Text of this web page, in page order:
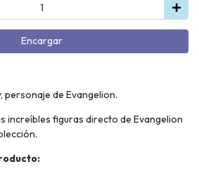
Encargar
personaje de Evangelion.
increíbles figuras directo de Evangelion